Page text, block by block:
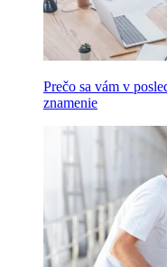
Prečo sa vám v
znamenie